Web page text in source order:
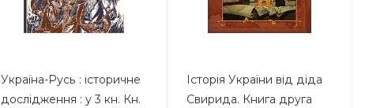
Україна-Русь : історичне
дослідження : у 3 кн. Кн.
Історія України від діда
Свирида. Книга друга